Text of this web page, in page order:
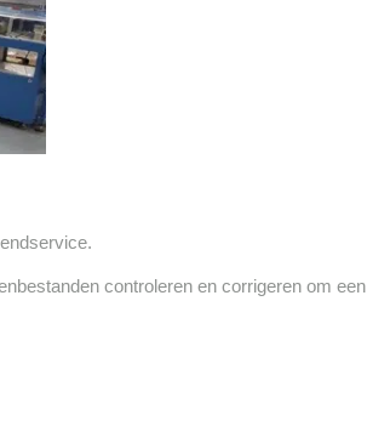
controleren en corrigeren om een